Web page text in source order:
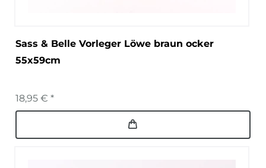
Sass & Belle Vorleger Löwe braun ocker
55x59cm
18,95 € *